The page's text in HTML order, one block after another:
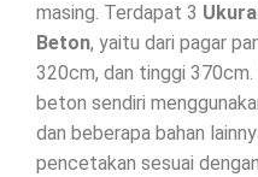
masing. Terdapat 3
Beton, yaitu dari pagar
320cm, dan tinggi 370cm.
beton sendiri
dan beberapa bahan
pencetakan sesuai